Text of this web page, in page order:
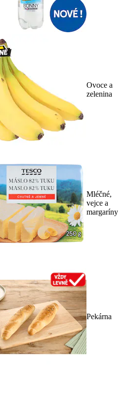
Ovoce a
zelenina
Mléčné,
vejce a
margaríny
Pekárna